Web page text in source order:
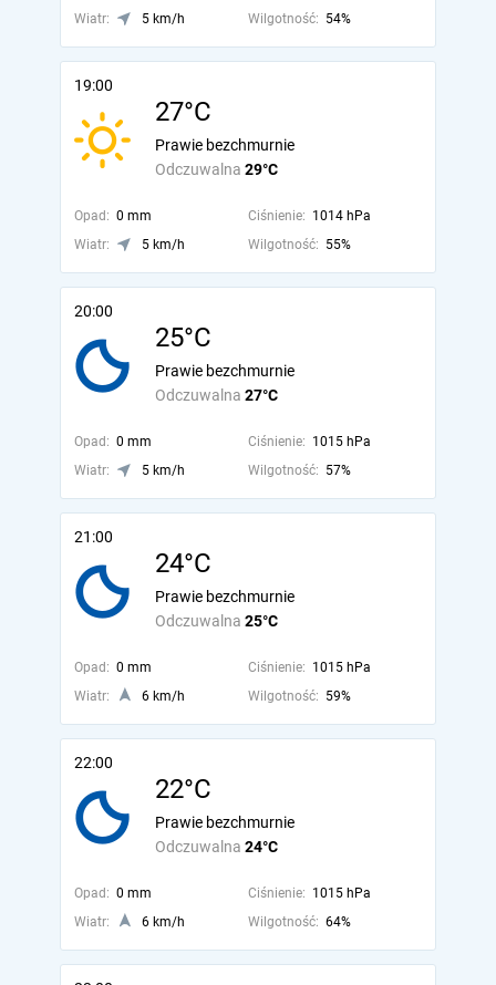
Wiatr:
5 km/h Wilgotność: 54%
19:00
27°C
Odczuwalna 29°C
Prawie bezchmurnie
Opad: 0 mm Ciśnienie: 1014 hPa
Wiatr:
5 km/h Wilgotność: 55%
20:00
25°C
Odczuwalna 27°C
Prawie bezchmurnie
Opad: 0 mm Ciśnienie: 1015 hPa
Wiatr:
5 km/h Wilgotność: 57%
21:00
24°C
Odczuwalna 25°C
Prawie bezchmurnie
Opad: 0 mm Ciśnienie: 1015 hPa
Wiatr:
6 km/h Wilgotność: 59%
22:00
22°C
Odczuwalna 24°C
Prawie bezchmurnie
Opad: 0 mm Ciśnienie: 1015 hPa
Wiatr:
6 km/h Wilgotność: 64%